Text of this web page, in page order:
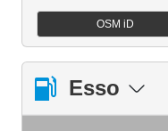
OSM iD
Esso